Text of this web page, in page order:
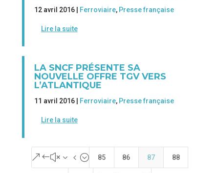
12 avril 2016 | Ferroviaire, Presse française
Lire la suite
LA SNCF PRÉSENTE SA
NOUVELLE OFFRE TGV VERS
L’ATLANTIQUE
11 avril 2016 | Ferroviaire, Presse française
Lire la suite
&#x34; 85 86 87 88